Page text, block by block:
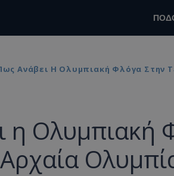
Ανάβει Η Ολυμπιακή Φλόγα Στην
η Ολυμπιακή